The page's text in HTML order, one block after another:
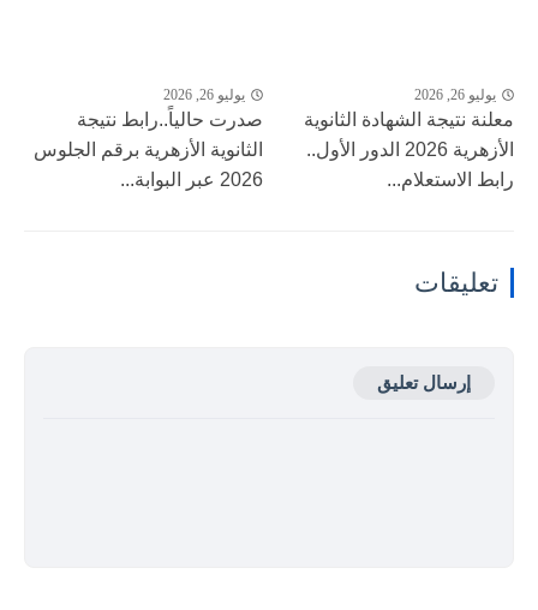
يوليو 26, 2026
معلنة نتيجة الشهادة الثانوية
الأزهرية 2026 الدور الأول..
رابط الاستعلام...
يوليو 26, 2026
صدرت حالياً..رابط نتيجة
الثانوية الأزهرية برقم الجلوس
2026 عبر البوابة...
تعليقات
إرسال تعليق